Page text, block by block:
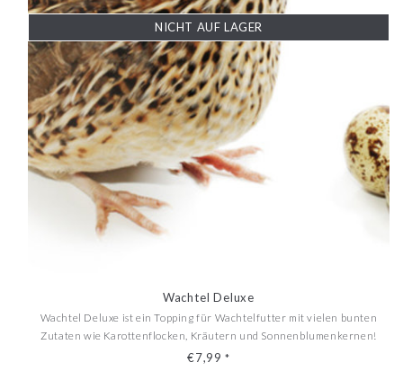
NICHT AUF LAGER
Wachtel Deluxe
Wachtel Deluxe ist ein Topping für Wachtelfutter mit vielen bunten
Zutaten wie Karottenflocken, Kräutern und Sonnenblumenkernen!
Bunte Vielfalt für die putzigen Lieblinge.
€7,99 *